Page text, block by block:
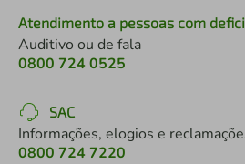
Atendimento a pessoas com
Auditivo ou de fala
0800 724 0525
SAC
Informações, elogios e
0800 724 7220